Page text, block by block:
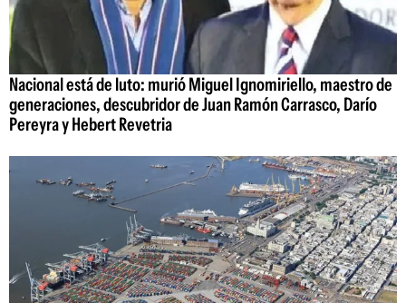
Nacional está de luto: murió Miguel Ignomiriello, maestro de
generaciones, descubridor de Juan Ramón Carrasco, Darío
Pereyra y Hebert Revetria